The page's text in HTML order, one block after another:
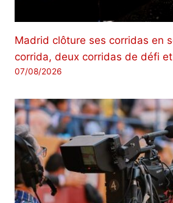
Madrid clôture ses corridas en
corrida, deux corridas de défi
07/08/2026